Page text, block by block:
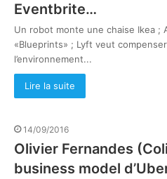
Eventbrite…
Un robot monte une chaise Ikea ;
«Blueprints» ; Lyft veut
l’environnement...
Lire la suite
14/09/2016
Olivier Fernandes
business model